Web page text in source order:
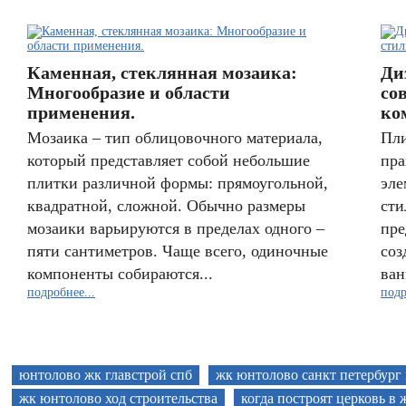
Каменная, стеклянная мозаика:
Многообразие и области
применения.
Мозаика – тип облицовочного материала,
который представляет собой небольшие
плитки различной формы: прямоугольной,
квадратной, сложной. Обычно размеры
мозаики варьируются в пределах одного –
пяти сантиметров. Чаще всего, одиночные
компоненты собираются...
подробнее...
юнтолово жк главстрой спб
жк юнтолово санкт петербург
жк юнтолово ход строительства
когда построят церковь